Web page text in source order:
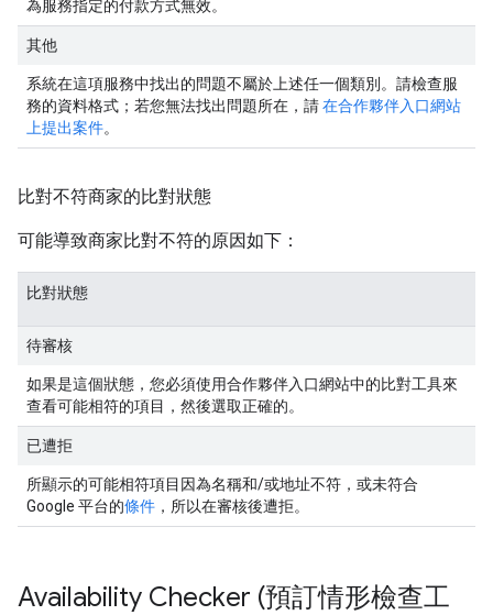
為服務指定的付款方式無效。
其他
系統在這項服務中找出的問題不屬於上述任一個類別。請檢查服
務的資料格式；若您無法找出問題所在，請在合作夥伴入口網站
上提出案件。
比對不符商家的比對狀態
可能導致商家比對不符的原因如下：
比對狀態
待審核
如果是這個狀態，您必須使用合作夥伴入口網站中的比對工具來
查看可能相符的項目，然後選取正確的。
已遭拒
所顯示的可能相符項目因為名稱和/或地址不符，或未符合
Google 平台的條件 ，所以在審核後遭拒。
Availability Checker (預訂情形檢查工